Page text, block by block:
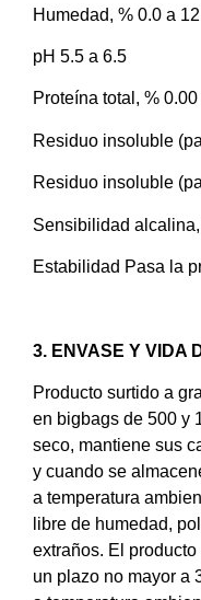
Humedad, % 0.0 a
pH 5.5 a 6.5
Proteína total, %
Residuo insoluble
Residuo insoluble
Sensibilidad
Estabilidad Pasa la
3. ENVASE Y VIDA
Producto surtido a
en bigbags de 500 y
seco, mantiene sus
y cuando se
a temperatura
libre de humedad,
extraños. El
un plazo no mayor a